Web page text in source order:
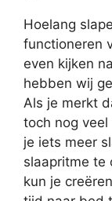
Hoelang
functioneren
even kijken
hebben wij
Als je merkt
toch nog
je iets meer
slaapritme te
kun je